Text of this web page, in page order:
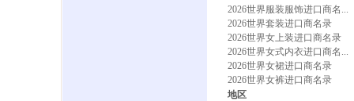
2026世界服装服饰进口商名...
2026世界套装进口商名录
2026世界女上装进口商名录
2026世界女式内衣进口商名...
2026世界女裙进口商名录
2026世界女裤进口商名录
地区